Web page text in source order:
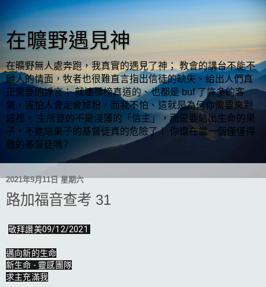
在曠野遇見神
在曠野無人處奔跑，我真實的遇見了神； 教會的講台不能不
顧人的情面，牧者也很難直言指出信徒的缺失、給出人們真
正需要的諍言； 就連標榜真道的、也都是 buf 了許多的客
氣，害怕人會走會掉粉，而我不怕、這就是為何你需要來到
這裡。 主所要的不是淺薄的「信主」，而是要結出生命的果
子，不能結果子的基督徒真的危險了！ 你還在當一個僅僅得
救的基督徒嗎?
2021年9月11日 星期六
路加福音查考 31
敬拜讚美09/12/2021
邁向新的生命
新生命 - 靈感團隊
求主充滿我